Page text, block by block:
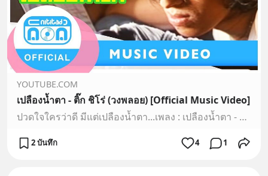
YOUTUBE.COM
เปลืองน้ำตา - ติ๊ก ชิโร่ (วงพลอย) [Official Music Video]
ปวดใจใครว่าดี มีแต่เปลืองน้ำตา...เพลง : เปลืองน้ำตา - ติ๊ก ชิโร่ (วงพลอย)อัลบั้ม : พลอย # 3===ติดตามข่าวสาร ศิลปินที่คุณคิดถึง===https://www.facebook.com/NI...
2 บันทึก 4 1